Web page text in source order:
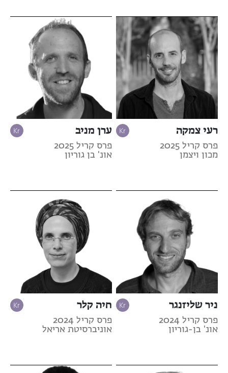
רעי צמקה
פרס קריל 2025
מכון ויצמן
ערן מניב
פרס קריל 2025
אונ' בן גוריון
ניר שליזנגר
פרס קריל 2024
אונ' בן-גוריון
חיה קלר
פרס קריל 2024
אוניברסיטת אריאל